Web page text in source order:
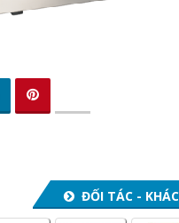
ĐỐI TÁC -